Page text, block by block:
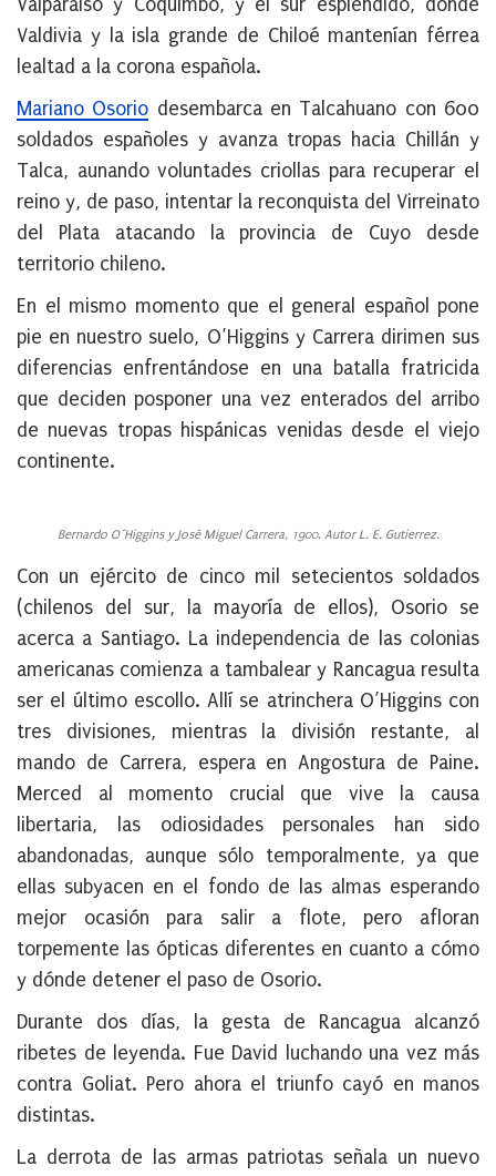
Valparaíso y Coquimbo, y el sur espléndido, donde
Valdivia y la isla grande de Chiloé mantenían férrea
lealtad a la corona española.
Mariano Osorio desembarca en Talcahuano con 600
soldados españoles y avanza tropas hacia Chillán y
Talca, aunando voluntades criollas para recuperar el
reino y, de paso, intentar la reconquista del Virreinato
del Plata atacando la provincia de Cuyo desde
territorio chileno.
En el mismo momento que el general español pone
pie en nuestro suelo, O’Higgins y Carrera dirimen sus
diferencias enfrentándose en una batalla fratricida
que deciden posponer una vez enterados del arribo
de nuevas tropas hispánicas venidas desde el viejo
continente.
Bernardo O´Higgins y José Miguel Carrera, 1900. Autor L. E. Gutierrez.
Con un ejército de cinco mil setecientos soldados
(chilenos del sur, la mayoría de ellos), Osorio se
acerca a Santiago. La independencia de las colonias
americanas comienza a tambalear y Rancagua resulta
ser el último escollo. Allí se atrinchera O’Higgins con
tres divisiones, mientras la división restante, al
mando de Carrera, espera en Angostura de Paine.
Merced al momento crucial que vive la causa
libertaria, las odiosidades personales han sido
abandonadas, aunque sólo temporalmente, ya que
ellas subyacen en el fondo de las almas esperando
mejor ocasión para salir a flote, pero afloran
torpemente las ópticas diferentes en cuanto a cómo
y dónde detener el paso de Osorio.
Durante dos días, la gesta de Rancagua alcanzó
ribetes de leyenda. Fue David luchando una vez más
contra Goliat. Pero ahora el triunfo cayó en manos
distintas.
La derrota de las armas patriotas señala un nuevo